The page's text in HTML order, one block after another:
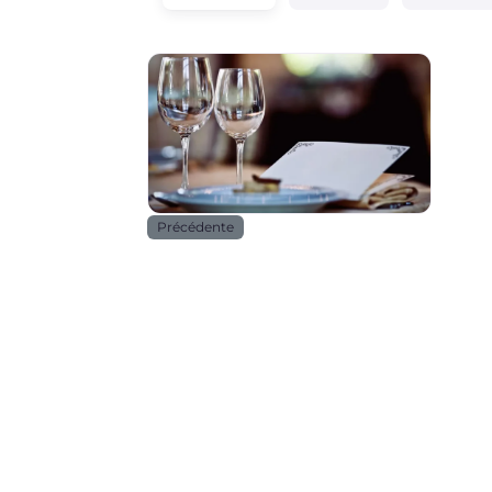
Horeca
Précédente